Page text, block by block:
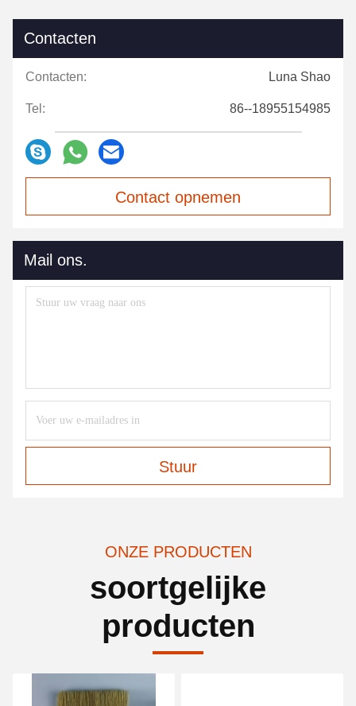
Contacten
Contacten: Luna Shao
Tel: 86--18955154985
Contact opnemen
Mail ons.
Stuur
ONZE PRODUCTEN
soortgelijke
producten